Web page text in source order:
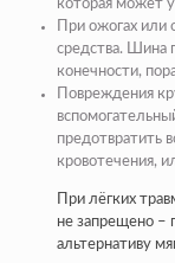
которая может
При ожогах или
средства. Шина
конечности,
Повреждения
предотвратить
кровотечения,
При лёгких
не запрещено –
альтернативу